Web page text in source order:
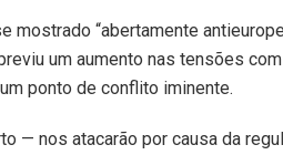
mostrado “abertamente
um aumento nas tensões
ponto de conflito iminente.
— nos atacarão por causa da